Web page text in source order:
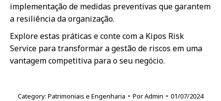
implementação de medidas preventivas que garantem
a resiliência da organização.
Explore estas práticas e conte com a Kipos Risk
Service para transformar a gestão de riscos em uma
vantagem competitiva para o seu negócio.
Category: Patrimoniais e Engenharia PorAdmin 01/07/2024